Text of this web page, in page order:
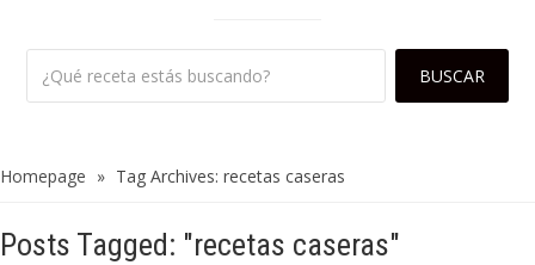
Homepage » Tag Archives: recetas caseras
Posts Tagged: "recetas caseras"